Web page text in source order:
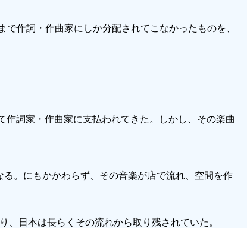
作詞・作曲家にしか分配されてこなかったものを、
詞家・作曲家に支払われてきた。しかし、その楽曲
。にもかかわらず、その音楽が店で流れ、空間を作
、日本は長らくその流れから取り残されていた。